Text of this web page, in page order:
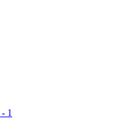
- 1